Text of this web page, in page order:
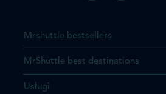
Mrshuttle bestsellers
MrShuttle best destinations
Usługi